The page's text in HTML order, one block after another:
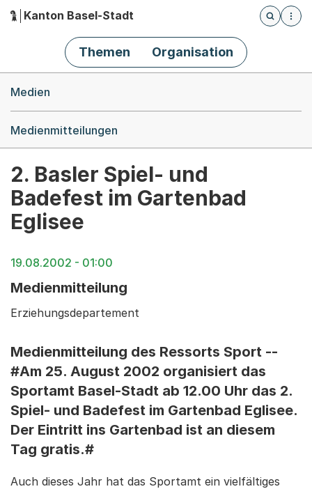
Hauptnavigation
Kanton Basel-Stadt
Öffnet
Themen Organisation
Medien
Medienmitteilungen
2. Basler Spiel- und
Badefest im Gartenbad
Eglisee
19.08.2002 - 01:00
Medienmitteilung
Erziehungsdepartement
Medienmitteilung des Ressorts Sport --
#Am 25. August 2002 organisiert das
Sportamt Basel-Stadt ab 12.00 Uhr das 2.
Spiel- und Badefest im Gartenbad Eglisee.
Der Eintritt ins Gartenbad ist an diesem
Tag gratis.#
Auch dieses Jahr hat das Sportamt ein vielfältiges